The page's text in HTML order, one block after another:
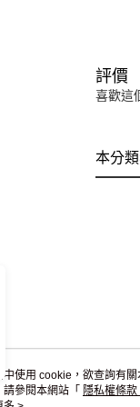
評價
喜歡這
本分
中使用 cookie，欲查詢有
請參閱本網站「 隱私權條款